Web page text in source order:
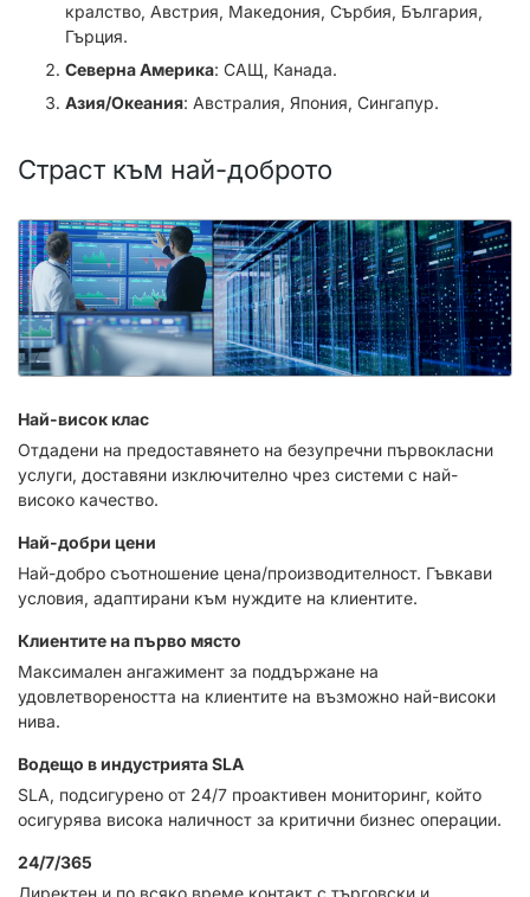
кралство, Австрия, Македония, Сърбия, България,
Гърция.
Северна Америка: САЩ, Канада.
Азия/Океания: Австралия, Япония, Сингапур.
Страст към най-доброто
Най-висок клас
Отдадени на предоставянето на безупречни първокласни
услуги, доставяни изключително чрез системи с най-
високо качество.
Най-добри цени
Най-добро съотношение цена/производителност. Гъвкави
условия, адаптирани към нуждите на клиентите.
Клиентите на първо място
Максимален ангажимент за поддържане на
удовлетвореността на клиентите на възможно най-високи
нива.
Водещо в индустрията SLA
SLA, подсигурено от 24/7 проактивен мониторинг, който
осигурява висока наличност за критични бизнес операции.
24/7/365
Директен и по всяко време контакт с търговски и